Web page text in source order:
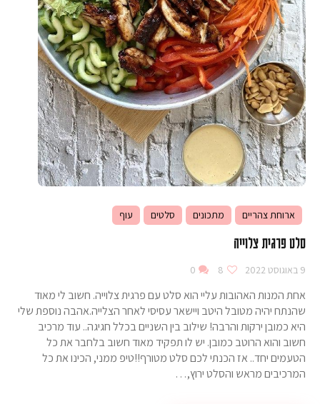
ארוחת צהריים מתכונים סלטים עוף
סלט פרגית צלוייה
9 באוגוסט 2022 8
0
אחת המנות האהובות עליי הוא סלט עם פרגית צלוייה. חשוב לי מאוד
שהנתח יהיה מטובל היטב ויישאר עסיסי לאחר הצלייה.אהבה נוספת שלי
היא כמובן ירקות והרבה! שילוב בין השניים בכלל חגיגה.. עוד מרכיב
חשוב והוא הרוטב כמובן. יש לו תפקיד מאוד חשוב בלחבר את כל
הטעמים יחד.. אז הכנתי לכם סלט מטורף!!טיפ ממני, הכינו את כל
המרכיבים מראש והסלט ירוץ,…